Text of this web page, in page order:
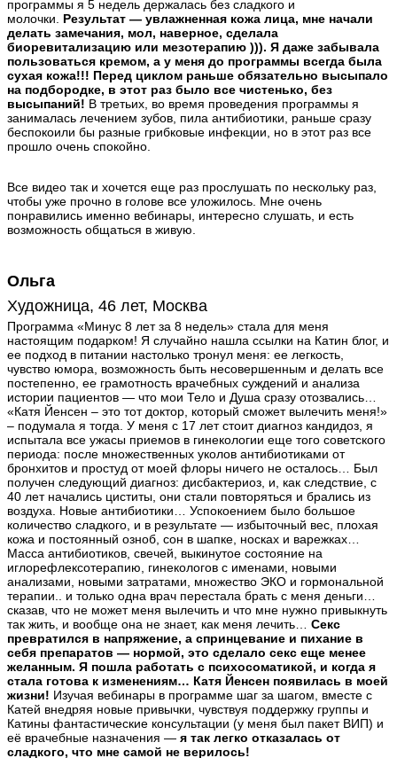
программы я 5 недель держалась без сладкого и
молочки. Результат — увлажненная кожа лица, мне начали
делать замечания, мол, наверное, сделала
биоревитализацию или мезотерапию ))). Я даже забывала
пользоваться кремом, а у меня до программы всегда была
сухая кожа!!! Перед циклом раньше обязательно высыпало
на подбородке, в этот раз было все чистенько, без
высыпаний! В третьих, во время проведения программы я
занималась лечением зубов, пила антибиотики, раньше сразу
беспокоили бы разные грибковые инфекции, но в этот раз все
прошло очень спокойно.
Все видео так и хочется еще раз прослушать по нескольку раз,
чтобы уже прочно в голове все уложилось. Мне очень
понравились именно вебинары, интересно слушать, и есть
возможность общаться в живую.
Ольга
Художница, 46 лет, Москва
Программа «Минус 8 лет за 8 недель» стала для меня
настоящим подарком! Я случайно нашла ссылки на Катин блог, и
ее подход в питании настолько тронул меня: ее легкость,
чувство юмора, возможность быть несовершенным и делать все
постепенно, ее грамотность врачебных суждений и анализа
истории пациентов — что мои Тело и Душа сразу отозвались…
«Катя Йенсен – это тот доктор, который сможет вылечить меня!»
– подумала я тогда. У меня с 17 лет стоит диагноз кандидоз, я
испытала все ужасы приемов в гинекологии еще того советского
периода: после множественных уколов антибиотиками от
бронхитов и простуд от моей флоры ничего не осталось… Был
получен следующий диагноз: дисбактериоз, и, как следствие, с
40 лет начались циститы, они стали повторяться и брались из
воздуха. Новые антибиотики… Успокоением было большое
количество сладкого, и в результате — избыточный вес, плохая
кожа и постоянный озноб, сон в шапке, носках и варежках…
Масса антибиотиков, свечей, выкинутое состояние на
иглорефлексотерапию, гинекологов с именами, новыми
анализами, новыми затратами, множество ЭКО и гормональной
терапии.. и только одна врач перестала брать с меня деньги…
сказав, что не может меня вылечить и что мне нужно привыкнуть
так жить, и вообще она не знает, как меня лечить… Секс
превратился в напряжение, а спринцевание и пихание в
себя препаратов — нормой, это сделало секс еще менее
желанным. Я пошла работать с психосоматикой, и когда я
стала готова к изменениям… Катя Йенсен появилась в моей
жизни! Изучая вебинары в программе шаг за шагом, вместе с
Катей внедряя новые привычки, чувствуя поддержку группы и
Катины фантастические консультации (у меня был пакет ВИП) и
её врачебные назначения — я так легко отказалась от
сладкого, что мне самой не верилось!